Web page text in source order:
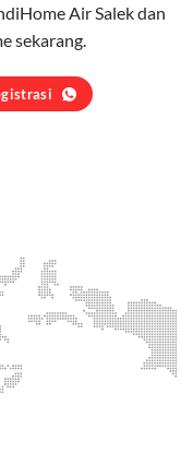
Air Salek dan
sekarang.